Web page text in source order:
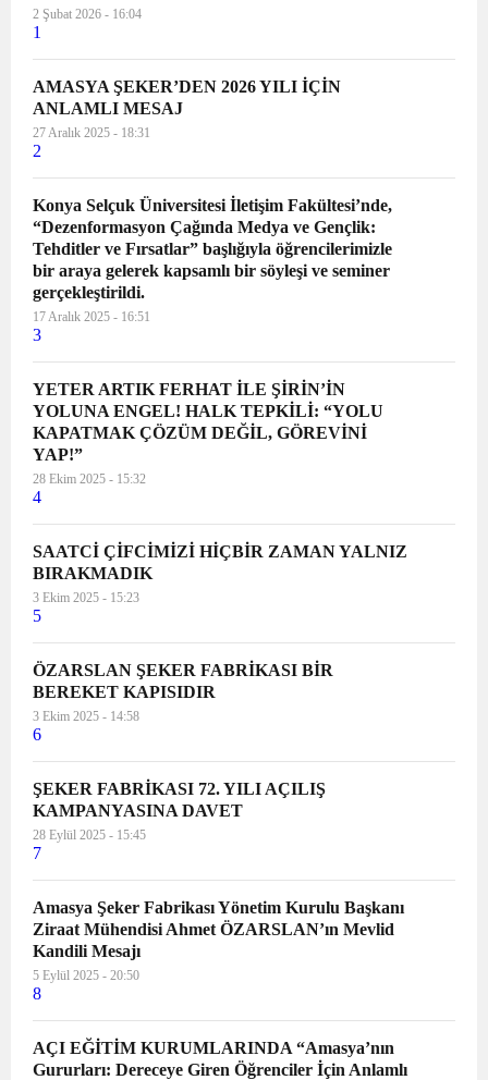
2 Şubat 2026 - 16:04
1
AMASYA ŞEKER’DEN 2026 YILI İÇİN
ANLAMLI MESAJ
27 Aralık 2025 - 18:31
2
Konya Selçuk Üniversitesi İletişim Fakültesi’nde,
“Dezenformasyon Çağında Medya ve Gençlik:
Tehditler ve Fırsatlar” başlığıyla öğrencilerimizle
bir araya gelerek kapsamlı bir söyleşi ve seminer
gerçekleştirildi.
17 Aralık 2025 - 16:51
3
YETER ARTIK FERHAT İLE ŞİRİN’İN
YOLUNA ENGEL! HALK TEPKİLİ: “YOLU
KAPATMAK ÇÖZÜM DEĞİL, GÖREVİNİ
YAP!”
28 Ekim 2025 - 15:32
4
SAATCİ ÇİFCİMİZİ HİÇBİR ZAMAN YALNIZ
BIRAKMADIK
3 Ekim 2025 - 15:23
5
ÖZARSLAN ŞEKER FABRİKASI BİR
BEREKET KAPISIDIR
3 Ekim 2025 - 14:58
6
ŞEKER FABRİKASI 72. YILI AÇILIŞ
KAMPANYASINA DAVET
28 Eylül 2025 - 15:45
7
Amasya Şeker Fabrikası Yönetim Kurulu Başkanı
Ziraat Mühendisi Ahmet ÖZARSLAN’ın Mevlid
Kandili Mesajı
5 Eylül 2025 - 20:50
8
AÇI EĞİTİM KURUMLARINDA “Amasya’nın
Gururları: Dereceye Giren Öğrenciler İçin Anlamlı